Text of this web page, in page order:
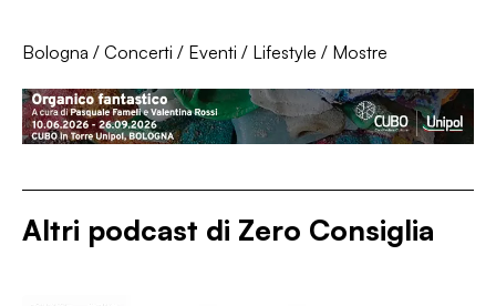
Bologna / Concerti / Eventi / Lifestyle / Mostre
Altri podcast di Zero Consiglia